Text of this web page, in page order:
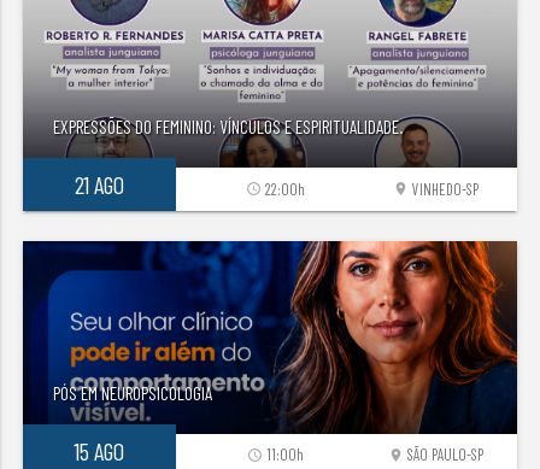
EXPRESSÕES DO FEMININO: VÍNCULOS E ESPIRITUALIDADE.
21 AGO location_on VINHEDO-SP
access_time 22:00h
PÓS EM NEUROPSICOLOGIA
15 AGO location_on SÃO PAULO-SP
access_time 11:00h